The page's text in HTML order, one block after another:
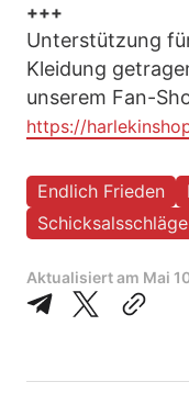
+++
Unterstützung
Kleidung
unserem Fan-
https://
Endlich Frieden
Schicksalsschläge
Aktualisiert am Mai